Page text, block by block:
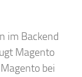
im Backend
Magento
bei